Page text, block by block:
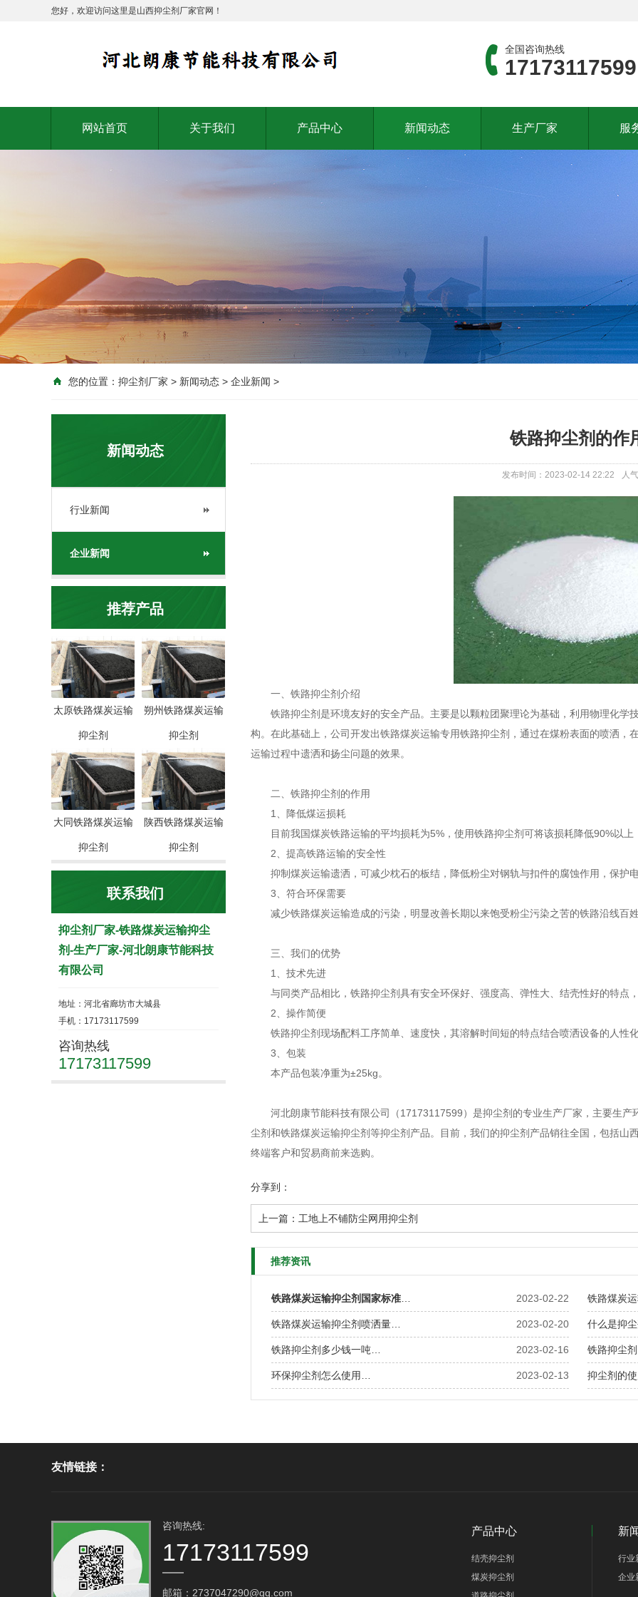
您好，欢迎访问这里是山西抑尘剂厂家官网！
全国咨询热线
17173117599
网站首页 关于我们 产品中心 新闻动态 生产厂家 服
您的位置： 抑尘剂厂家 > 新闻动态 > 企业新闻 >
新闻动态
行业新闻
企业新闻
推荐产品
太原铁路煤炭运输
抑尘剂
朔州铁路煤炭运输
抑尘剂
大同铁路煤炭运输
抑尘剂
陕西铁路煤炭运输
抑尘剂
联系我们
抑尘剂厂家-铁路煤炭运输抑尘
剂-生产厂家-河北朗康节能科技
有限公司
地址：河北省廊坊市大城县
手机：17173117599
咨询热线
17173117599
铁路抑尘剂的作
发布时间：2023-02-14 22:22 人
一、铁路抑尘剂介绍
铁路抑尘剂是环境友好的安全产品。主要是以颗粒团聚理论为基础，利用物理化学
构。在此基础上，公司开发出铁路煤炭运输专用铁路抑尘剂，通过在煤粉表面的喷洒，
运输过程中遗洒和扬尘问题的效果。
二、铁路抑尘剂的作用
1、降低煤运损耗
目前我国煤炭铁路运输的平均损耗为5%，使用铁路抑尘剂可将该损耗降低90%以上
2、提高铁路运输的安全性
抑制煤炭运输遗洒，可减少枕石的板结，降低粉尘对钢轨与扣件的腐蚀作用，保护
3、符合环保需要
减少铁路煤炭运输造成的污染，明显改善长期以来饱受粉尘污染之苦的铁路沿线百
三、我们的优势
1、技术先进
与同类产品相比，铁路抑尘剂具有安全环保好、强度高、弹性大、结壳性好的特点
2、操作简便
铁路抑尘剂现场配料工序简单、速度快，其溶解时间短的特点结合喷洒设备的人性
3、包装
本产品包装净重为±25kg。
河北朗康节能科技有限公司（17173117599）是抑尘剂的专业生产厂家，主要生产
尘剂和铁路煤炭运输抑尘剂等抑尘剂产品。目前，我们的抑尘剂产品销往全国，包括山
终端客户和贸易商前来选购。
分享到：
上一篇： 工地上不铺防尘网用抑尘剂
推荐资讯
2023-02-22
铁路煤炭运输抑尘剂国家标准 铁路煤炭
2023-02-20
铁路煤炭运输抑尘剂喷洒量… 什么是抑
2023-02-16
铁路抑尘剂多少钱一吨… 铁路抑尘
2023-02-13
环保抑尘剂怎么使用… 抑尘剂的
友情链接：
咨询热线:
17173117599
邮箱：2737047290@qq.com‬
产品中心
结壳抑尘剂
煤炭抑尘剂
新
行业
企业